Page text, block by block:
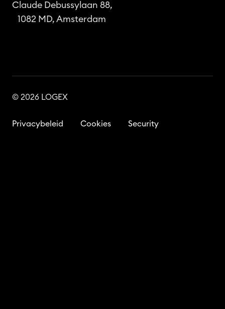
Claude Debussylaan 88,
1082 MD, Amsterdam
© 2026 LOGEX
Privacybeleid Cookies Security